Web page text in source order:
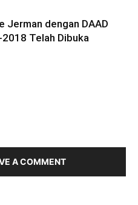
Jerman dengan DAAD
Telah Dibuka
A COMMENT